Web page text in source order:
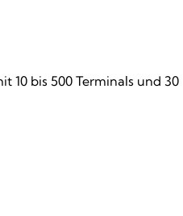
10 bis 500 Terminals und 30